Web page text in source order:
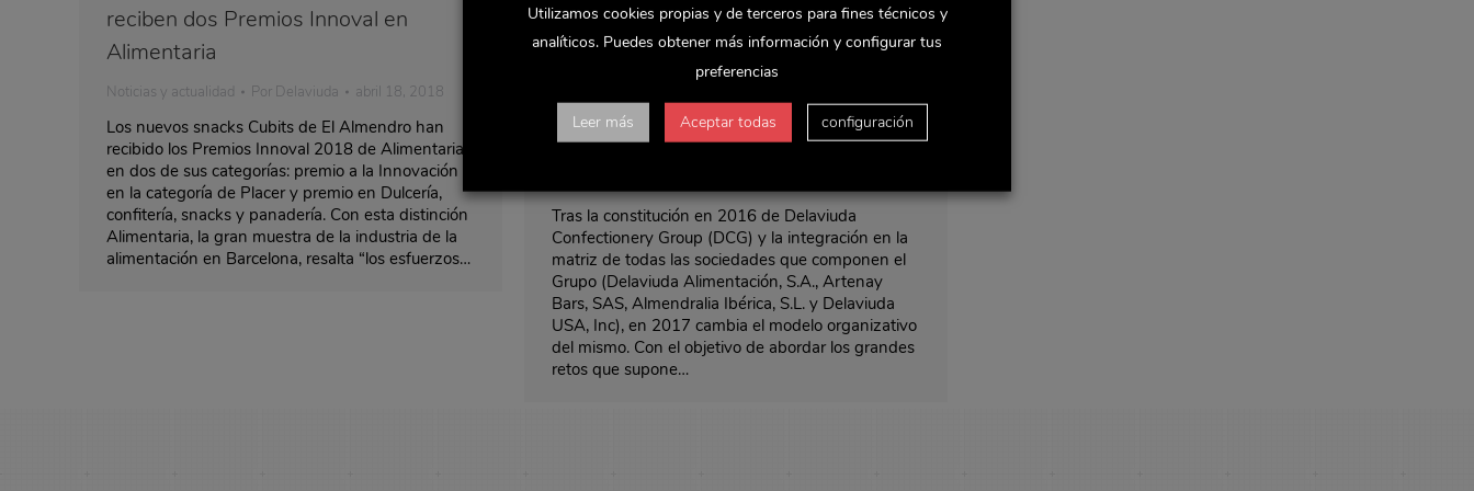
reciben dos Premios Innoval en
Alimentaria
Noticias y actualidad Por Delaviuda abril 18, 2018
Los nuevos snacks Cubits de El Almendro han
recibido los Premios Innoval 2018 de Alimentaria
en dos de sus categorías: premio a la Innovación
en la categoría de Placer y premio en Dulcería,
confitería, snacks y panadería. Con esta distinción
Alimentaria, la gran muestra de la industria de la
alimentación en Barcelona, resalta “los esfuerzos…
Delaviuda CG inicia un nuevo proceso
de transformación y sostenibilidad
Tras la constitución en 2016 de Delaviuda
Confectionery Group (DCG) y la integración en la
matriz de todas las sociedades que componen el
Grupo (Delaviuda Alimentación, S.A., Artenay
Bars, SAS, Almendralia Ibérica, S.L. y Delaviuda
USA, Inc), en 2017 cambia el modelo organizativo
del mismo. Con el objetivo de abordar los grandes
retos que supone…
Utilizamos cookies propias y de terceros para fines técnicos y
analíticos. Puedes obtener más información y configurar tus
preferencias
Leer más Aceptar todas configuración